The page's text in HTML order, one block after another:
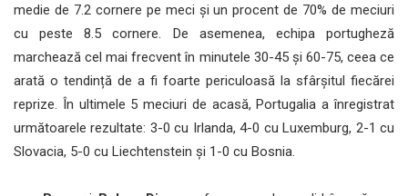
medie de 7.2 cornere pe meci și un procent de 70% de meciuri
cu peste 8.5 cornere. De asemenea, echipa portugheză
marchează cel mai frecvent în minutele 30-45 și 60-75, ceea ce
arată o tendință de a fi foarte periculoasă la sfârșitul fiecărei
reprize. În ultimele 5 meciuri de acasă, Portugalia a înregistrat
următoarele rezultate: 3-0 cu Irlanda, 4-0 cu Luxemburg, 2-1 cu
Slovacia, 5-0 cu Liechtenstein și 1-0 cu Bosnia.